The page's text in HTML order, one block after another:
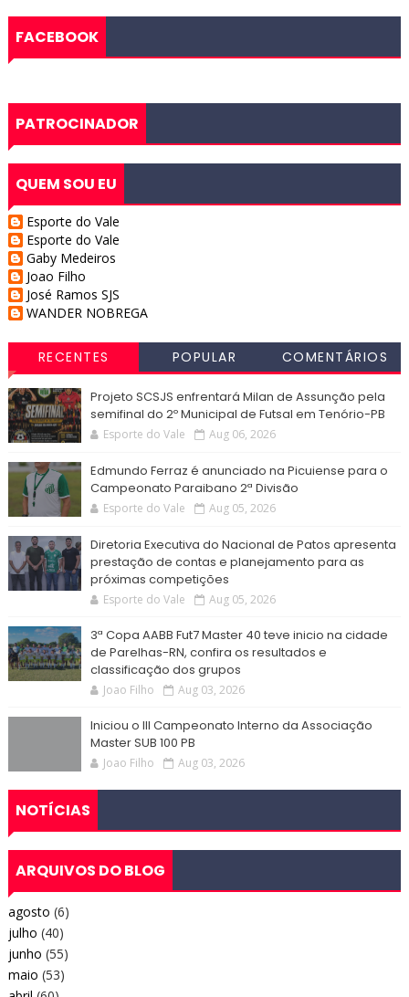
FACEBOOK
PATROCINADOR
QUEM SOU EU
Esporte do Vale
Esporte do Vale
Gaby Medeiros
Joao Filho
José Ramos SJS
WANDER NOBREGA
RECENTES POPULAR COMENTÁRIOS
Projeto SCSJS enfrentará Milan de Assunção pela
semifinal do 2º Municipal de Futsal em Tenório-PB
Esporte do Vale Aug 06, 2026
Edmundo Ferraz é anunciado na Picuiense para o
Campeonato Paraibano 2ª Divisão
Esporte do Vale Aug 05, 2026
Diretoria Executiva do Nacional de Patos apresenta
prestação de contas e planejamento para as
próximas competições
Esporte do Vale Aug 05, 2026
3ª Copa AABB Fut7 Master 40 teve inicio na cidade
de Parelhas-RN, confira os resultados e
classificação dos grupos
Joao Filho Aug 03, 2026
Iniciou o III Campeonato Interno da Associação
Master SUB 100 PB
Joao Filho Aug 03, 2026
NOTÍCIAS
ARQUIVOS DO BLOG
agosto (6)
julho (40)
junho (55)
maio (53)